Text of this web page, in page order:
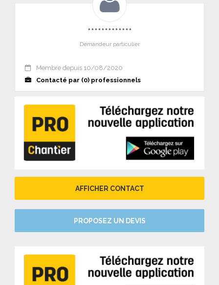
*************
Demandeur particulier
Membre depuis 10/08/2020
Contacté par (0) professionnels
AFFICHER CONTACT
PROPOSEZ UN DEVIS